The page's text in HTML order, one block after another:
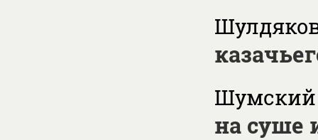
на суше